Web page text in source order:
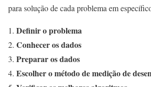
para solução de cada problema em
Definir o problema
Conhecer os dados
Preparar os dados
Escolher o método de medição de